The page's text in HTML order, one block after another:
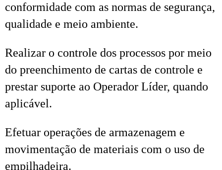
conformidade com as normas de segurança,
qualidade e meio ambiente.
Realizar o controle dos processos por meio
do preenchimento de cartas de controle e
prestar suporte ao Operador Líder, quando
aplicável.
Efetuar operações de armazenagem e
movimentação de materiais com o uso de
empilhadeira.